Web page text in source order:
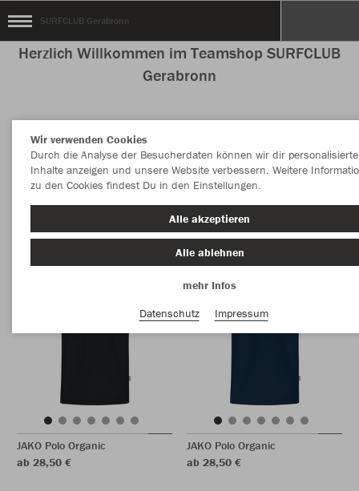
SURFCLUB Gerabronn
Herzlich Willkommen im Teamshop SURFCLUB
Gerabronn
Nachhaltig Farbe
JAKO Polo Organic
ab 28,50 €
JAKO Polo Organic
ab 28,50 €
Wir verwenden Cookies
Durch die Analyse der Besucherdaten können wir dir personalisierte
Inhalte anzeigen und unsere Website verbessern. Weitere
zu den Cookies findest Du in den Einstellungen.
Alle akzeptieren
Alle ablehnen
mehr Infos
Datenschutz
Impressum